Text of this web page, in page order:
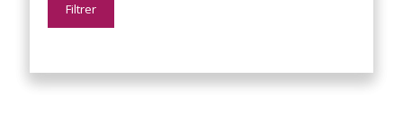
Filtrer